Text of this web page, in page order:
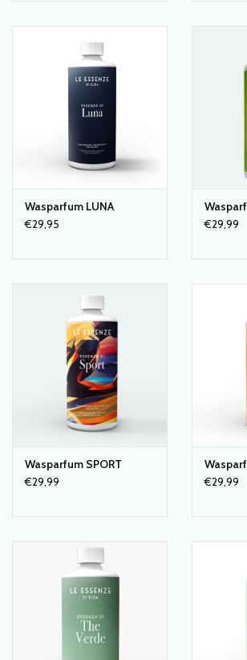
spoelbakje ernaast waardoor de parfum
tijdens de laatste spoeling. Te gebruiken met
Met een grote verpakking kan je tot 100 keer
Wasparfum LUNA
€29,95
€29,99
Wasparfum SPORT
€29,99
€29,99